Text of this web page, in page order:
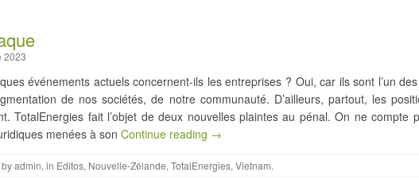
2023
événements actuels concernent-ils les entreprises ? Oui, car ils sont l’un
de nos sociétés, de notre communauté. D’ailleurs, partout, les
TotalEnergies fait l’objet de deux nouvelles plaintes au pénal. On ne compte
menées à son Continue reading →
admin, in Editos, Nouvelle-Zélande, TotalEnergies, Vietnam.